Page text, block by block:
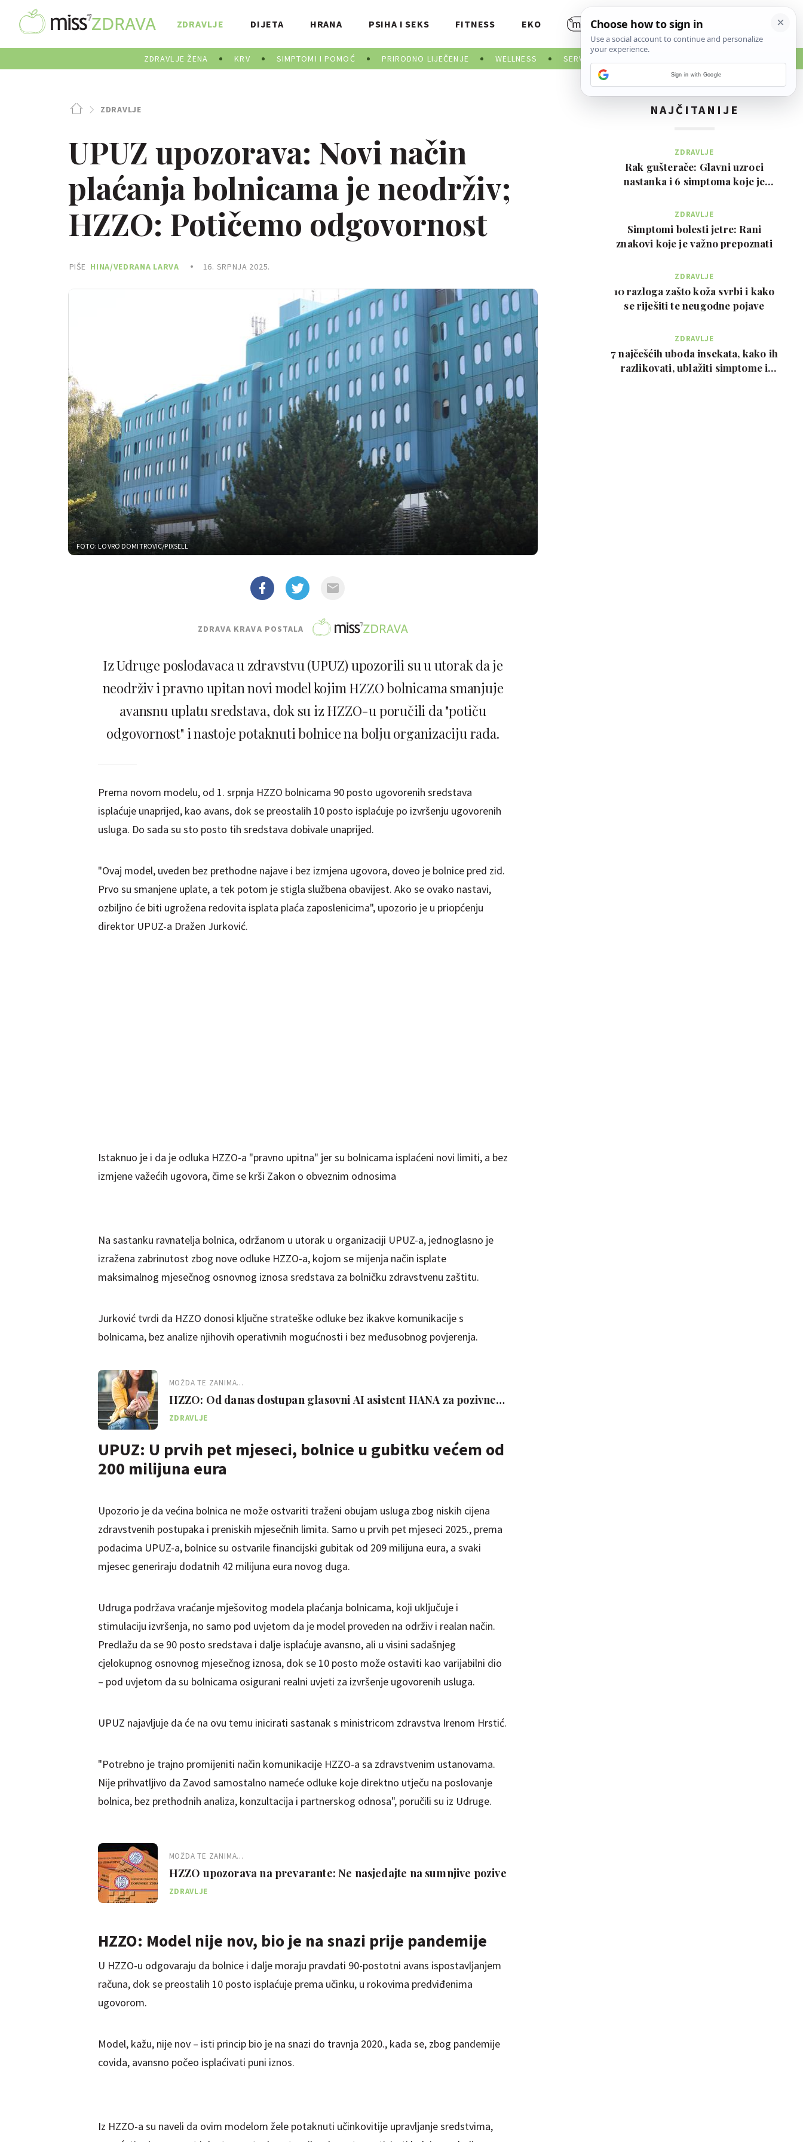
ZDRAVLJE
ZDRAVLJE ŽENA KRV SIMPTOMI I POMOĆ PRIRODNO LIJEČENJE WELLNESS SERVISNE INFORMACIJE
DIJETA HRANA PSIHA I SEKS FITNESS EKO
ZDRAVLJE
UPUZ upozorava: Novi način
plaćanja bolnicama je neodrživ;
HZZO: Potičemo odgovornost
PIŠE HINA/VEDRANA LARVA 16. SRPNJA 2025.
FOTO: LOVRO DOMITROVIC/PIXSELL
ZDRAVA KRAVA POSTALA
Iz Udruge poslodavaca u zdravstvu (UPUZ) upozorili su u utorak da je
neodrživ i pravno upitan novi model kojim HZZO bolnicama smanjuje
avansnu uplatu sredstava, dok su iz HZZO-u poručili da "potiču
odgovornost" i nastoje potaknuti bolnice na bolju organizaciju rada.
Prema novom modelu, od 1. srpnja HZZO bolnicama 90 posto ugovorenih sredstava
isplaćuje unaprijed, kao avans, dok se preostalih 10 posto isplaćuje po izvršenju ugovorenih
usluga. Do sada su sto posto tih sredstava dobivale unaprijed.
"Ovaj model, uveden bez prethodne najave i bez izmjena ugovora, doveo je bolnice pred zid.
Prvo su smanjene uplate, a tek potom je stigla službena obavijest. Ako se ovako nastavi,
ozbiljno će biti ugrožena redovita isplata plaća zaposlenicima", upozorio je u priopćenju
direktor UPUZ-a Dražen Jurković.
Istaknuo je i da je odluka HZZO-a "pravno upitna" jer su bolnicama isplaćeni novi limiti, a bez
izmjene važećih ugovora, čime se krši Zakon o obveznim odnosima
Na sastanku ravnatelja bolnica, održanom u utorak u organizaciji UPUZ-a, jednoglasno je
izražena zabrinutost zbog nove odluke HZZO-a, kojom se mijenja način isplate
maksimalnog mjesečnog osnovnog iznosa sredstava za bolničku zdravstvenu zaštitu.
Jurković tvrdi da HZZO donosi ključne strateške odluke bez ikakve komunikacije s
bolnicama, bez analize njihovih operativnih mogućnosti i bez međusobnog povjerenja.
MOŽDA TE ZANIMA...
HZZO: Od danas dostupan glasovni AI asistent HANA za pozivne
brojeve
ZDRAVLJE
UPUZ: U prvih pet mjeseci, bolnice u gubitku većem od
200 milijuna eura
Upozorio je da većina bolnica ne može ostvariti traženi obujam usluga zbog niskih cijena
zdravstvenih postupaka i preniskih mjesečnih limita. Samo u prvih pet mjeseci 2025., prema
podacima UPUZ-a, bolnice su ostvarile financijski gubitak od 209 milijuna eura, a svaki
mjesec generiraju dodatnih 42 milijuna eura novog duga.
Udruga podržava vraćanje mješovitog modela plaćanja bolnicama, koji uključuje i
stimulaciju izvršenja, no samo pod uvjetom da je model proveden na održiv i realan način.
Predlažu da se 90 posto sredstava i dalje isplaćuje avansno, ali u visini sadašnjeg
cjelokupnog osnovnog mjesečnog iznosa, dok se 10 posto može ostaviti kao varijabilni dio
– pod uvjetom da su bolnicama osigurani realni uvjeti za izvršenje ugovorenih usluga.
UPUZ najavljuje da će na ovu temu inicirati sastanak s ministricom zdravstva Irenom Hrstić.
"Potrebno je trajno promijeniti način komunikacije HZZO-a sa zdravstvenim ustanovama.
Nije prihvatljivo da Zavod samostalno nameće odluke koje direktno utječu na poslovanje
bolnica, bez prethodnih analiza, konzultacija i partnerskog odnosa", poručili su iz Udruge.
MOŽDA TE ZANIMA...
HZZO upozorava na prevarante: Ne nasjedajte na sumnjive pozive
ZDRAVLJE
HZZO: Model nije nov, bio je na snazi prije pandemije
U HZZO-u odgovaraju da bolnice i dalje moraju pravdati 90-postotni avans ispostavljanjem
računa, dok se preostalih 10 posto isplaćuje prema učinku, u rokovima predviđenima
ugovorom.
Model, kažu, nije nov – isti princip bio je na snazi do travnja 2020., kada se, zbog pandemije
covida, avansno počeo isplaćivati puni iznos.
Iz HZZO-a su naveli da ovim modelom žele potaknuti učinkovitije upravljanje sredstvima,
NAJČITANIJE
ZDRAVLJE
Rak gušterače: Glavni uzroci
nastanka i 6 simptoma koje je
ZDRAVLJE
Simptomi bolesti jetre: Rani
znakovi koje je važno prepoznati
ZDRAVLJE
10 razloga zašto koža svrbi i kako
se riješiti te neugodne pojave
ZDRAVLJE
7 najčešćih uboda insekata, kako ih
razlikovati, ublažiti simptome i
Sign in with Google